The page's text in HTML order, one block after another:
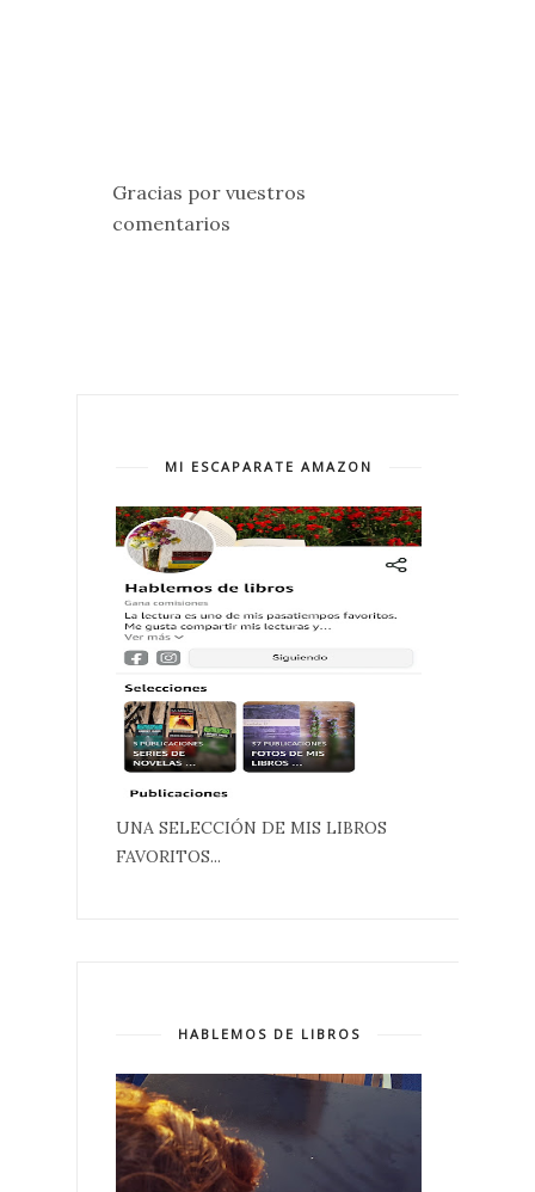
Gracias por vuestros
comentarios
MI ESCAPARATE AMAZON
UNA SELECCIÓN DE MIS LIBROS
FAVORITOS...
HABLEMOS DE LIBROS